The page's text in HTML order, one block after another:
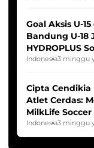
Goal Aksis U-
Bandung U-18
HYDROPLUS
2025/2026
Indonesia3 minggu
Cipta Cendikia
Atlet Cerdas:
MilkLife
HYDROPLUS
Indonesia3 minggu